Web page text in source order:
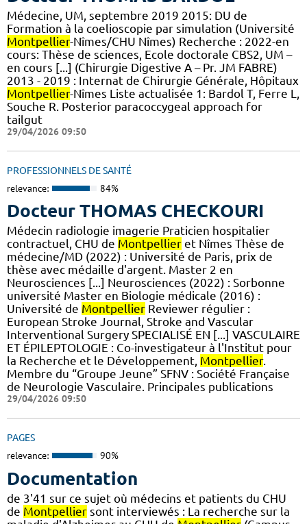
Médecine, UM, septembre 2019 2015: DU de
Formation à la coelioscopie par simulation (Université
Montpellier-Nîmes/CHU Nîmes) Recherche : 2022-en
cours: Thèse de sciences, Ecole doctorale CBS2, UM –
en cours [...] (Chirurgie Digestive A – Pr. JM FABRE)
2013 - 2019 : Internat de Chirurgie Générale, Hôpitaux
Montpellier-Nîmes Liste actualisée 1: Bardol T, Ferre L,
Souche R. Posterior paracoccygeal approach for
tailgut
29/04/2026 09:50
PROFESSIONNELS DE SANTÉ
relevance: 84%
Docteur THOMAS CHECKOURI
Médecin radiologie imagerie Praticien hospitalier
contractuel, CHU de Montpellier et Nîmes Thèse de
médecine/MD (2022) : Université de Paris, prix de
thèse avec médaille d'argent. Master 2 en
Neurosciences [...] Neurosciences (2022) : Sorbonne
université Master en Biologie médicale (2016) :
Université de Montpellier Reviewer régulier :
European Stroke Journal, Stroke and Vascular
Interventional Surgery SPECIALISÉ EN [...] VASCULAIRE
ET ÉPILEPTOLOGIE : Co-investigateur à l'Institut pour
la Recherche et le Développement, Montpellier.
Membre du “Groupe Jeune” SFNV : Société Française
de Neurologie Vasculaire. Principales publications
29/04/2026 09:50
PAGES
relevance: 90%
Documentation
de 3'41 sur ce sujet où médecins et patients du CHU
de Montpellier sont interviewés : La recherche sur la